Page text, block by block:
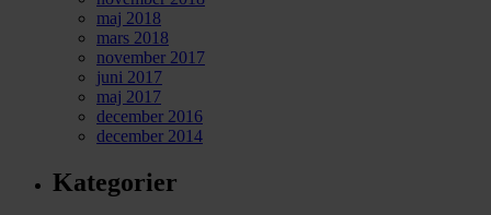
maj 2018
mars 2018
november 2017
juni 2017
maj 2017
december 2016
december 2014
Kategorier